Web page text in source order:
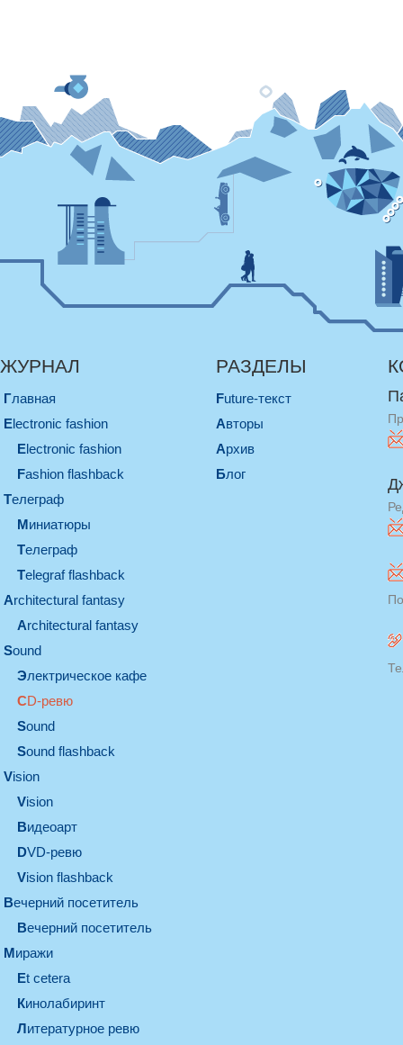
ЖУРНАЛ
Главная
electronic fashion
electronic fashion
Fashion flashback
телеграф
миниатюры
телеграф
Telegraf flashback
architectural fantasy
architectural fantasy
sound
электрическое кафе
CD-ревю
sound
Sound flashback
vision
vision
видеоарт
DVD-ревю
Vision flashback
вечерний посетитель
вечерний посетитель
миражи
et cetera
кинолабиринт
литературное ревю
РАЗДЕЛЫ
Future-текст
Авторы
Архив
Блог